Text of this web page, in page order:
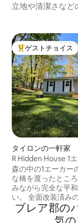
立地や清潔さな
大好評のゲストチ
ゲストチョイス
タイロンの一軒家
R Hidden House 1
ー
森の中の1エーカー
な橋を渡ったとこ
みながら完全な平
い。 全面改装済みの3ベッドルーム、1バ
スルームの家です
濯機・乾燥機を含
ブレア郡の